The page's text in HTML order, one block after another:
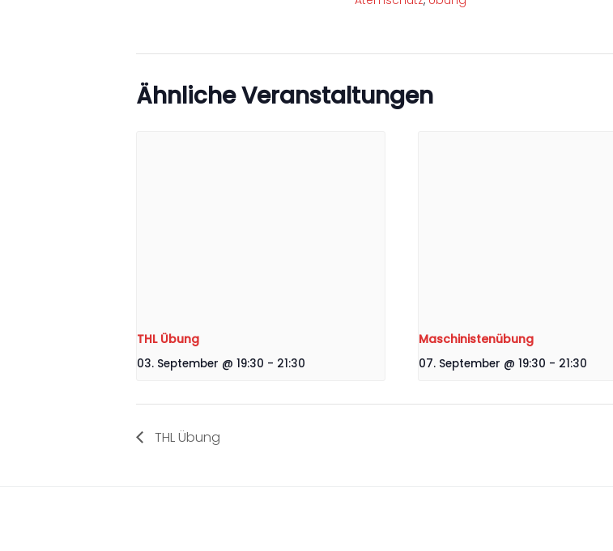
Ähnliche Veranstaltungen
THL Übung
03. September @ 19:30 - 21:30
Maschinistenübung
07. September @ 19:30 - 21:30
THL Übung